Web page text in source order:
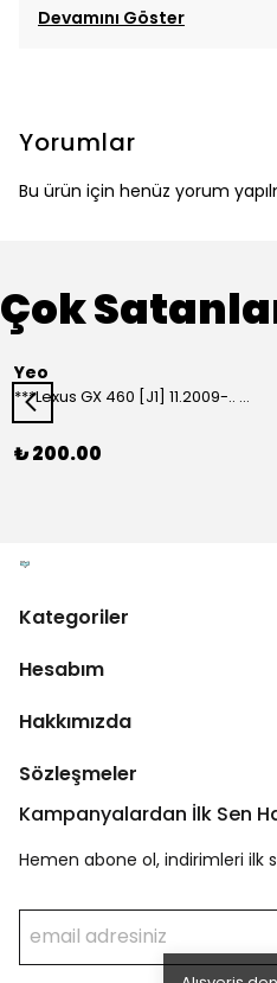
Devamını Göster
Yorumlar
Bu ürün için henüz yorum
Çok
Yeo
***Lexus GX 460 [J1] 11.2009-.. Ve Sonrası Model Yılları İçin Uyumlu Yeo Arka Silecek
₺ 200.00
Kategoriler
Hesabım
Hakkımızda
Sözleşmeler
Kampanyalardan İlk Sen
Hemen abone ol, indirimleri ilk